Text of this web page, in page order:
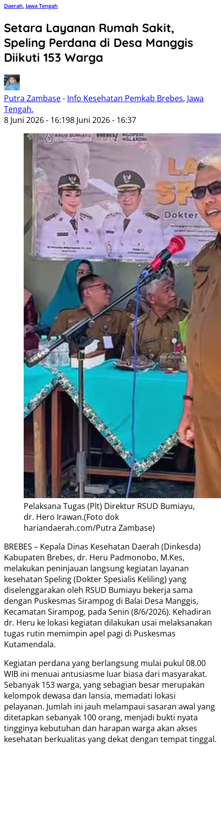
Daerah, Jawa Tengah
Setara Layanan Rumah Sakit,
Speling Perdana di Desa Manggis
Diikuti 153 Warga
Putra Zambase- Info Kesehatan Pemkab Brebes, Jawa
Tengah.
8 Juni 2026 - 16:198 Juni 2026 - 16:37
Pelaksana Tugas (Plt) Direktur RSUD Bumiayu,
dr. Hero Irawan.(Foto dok
hariandaerah.com/Putra Zambase)
BREBES – Kepala Dinas Kesehatan Daerah (Dinkesda)
Kabupaten Brebes, dr. Heru Padmonobo, M.Kes,
melakukan peninjauan langsung kegiatan layanan
kesehatan Speling (Dokter Spesialis Keliling) yang
diselenggarakan oleh RSUD Bumiayu bekerja sama
dengan Puskesmas Sirampog di Balai Desa Manggis,
Kecamatan Sirampog, pada Senin (8/6/2026). Kehadiran
dr. Heru ke lokasi kegiatan dilakukan usai melaksanakan
tugas rutin memimpin apel pagi di Puskesmas
Kutamendala.
Kegiatan perdana yang berlangsung mulai pukul 08.00
WIB ini menuai antusiasme luar biasa dari masyarakat.
Sebanyak 153 warga, yang sebagian besar merupakan
kelompok dewasa dan lansia, memadati lokasi
pelayanan. Jumlah ini jauh melampaui sasaran awal yang
ditetapkan sebanyak 100 orang, menjadi bukti nyata
tingginya kebutuhan dan harapan warga akan akses
kesehatan berkualitas yang dekat dengan tempat tinggal.